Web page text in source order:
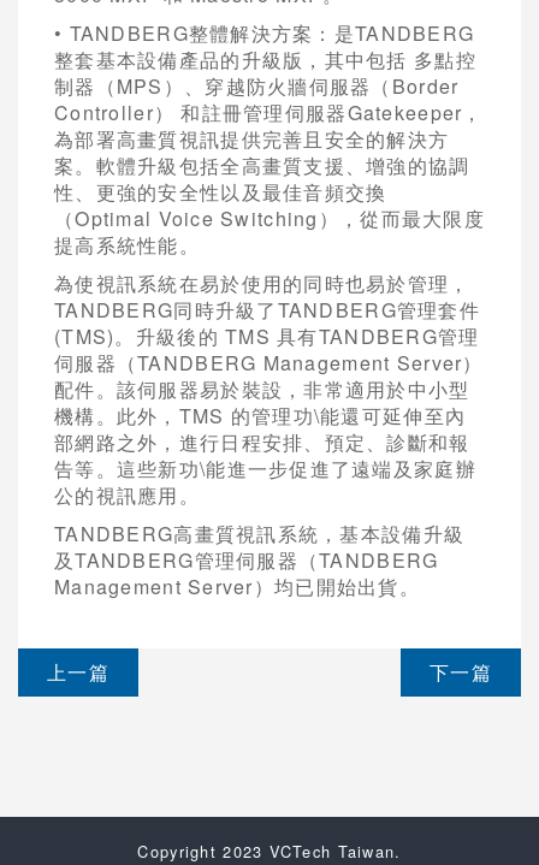
• TANDBERG整體解決方案：是TANDBERG
整套基本設備產品的升級版，其中包括 多點控
制器（MPS）、穿越防火牆伺服器（Border
Controller） 和註冊管理伺服器Gatekeeper，
為部署高畫質視訊提供完善且安全的解決方
案。軟體升級包括全高畫質支援、增強的協調
性、更強的安全性以及最佳音頻交換
（Optimal Voice Switching），從而最大限度
提高系統性能。
為使視訊系統在易於使用的同時也易於管理，
TANDBERG同時升級了TANDBERG管理套件
(TMS)。升級後的 TMS 具有TANDBERG管理
伺服器（TANDBERG Management Server）
配件。該伺服器易於裝設，非常適用於中小型
機構。此外，TMS 的管理功\能還可延伸至內
部網路之外，進行日程安排、預定、診斷和報
告等。這些新功\能進一步促進了遠端及家庭辦
公的視訊應用。
TANDBERG高畫質視訊系統，基本設備升級
及TANDBERG管理伺服器（TANDBERG
Management Server）均已開始出貨。
上一篇 下一篇
Copyright 2023 VCTech Taiwan.